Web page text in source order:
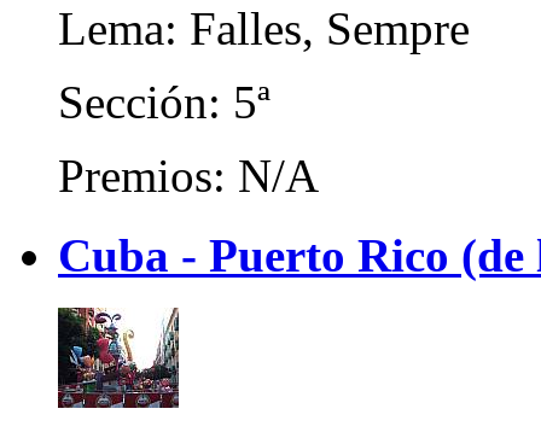
Lema: Falles, Sempre
Sección: 5ª
Premios: N/A
Cuba - Puerto Rico